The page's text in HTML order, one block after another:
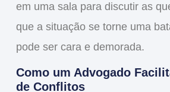
em uma sala para discutir as
que a situação se torne uma
pode ser cara e demorada.
Como um Advogado
de Conflitos